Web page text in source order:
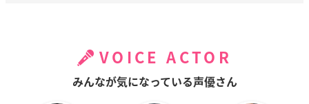
VOICE ACTOR
みんなが気になっている声優さん